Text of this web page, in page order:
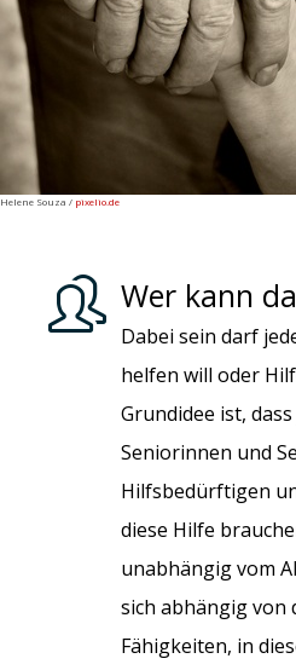
Helene Souza / pixelio.de
Wer kann
Dabei sein darf
helfen will oder
Grundidee ist,
Seniorinnen und
Hilfsbedürftigen
diese Hilfe
unabhängig vom
sich abhängig von
Fähigkeiten, in